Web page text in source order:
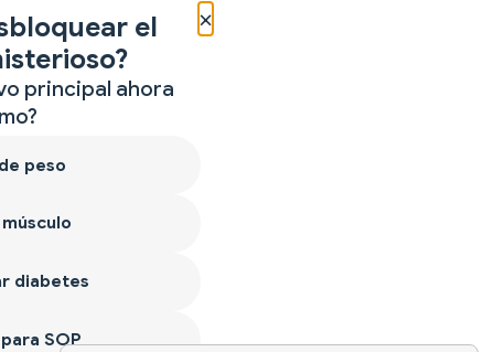
×
el
principal ahora
peso
diabetes
SOP